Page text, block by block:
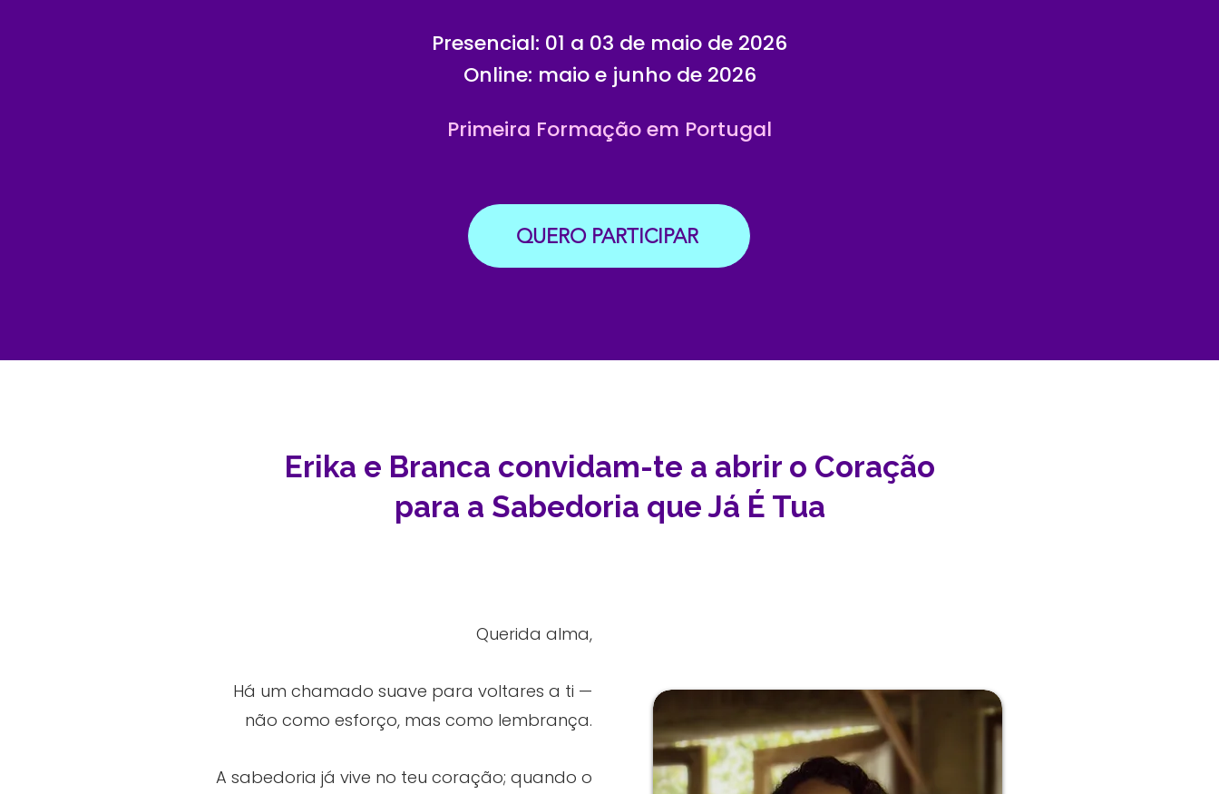
Presencial: 01 a 03 de maio de 2026
Online: maio e junho de 2026
Primeira Formação em Portugal
QUERO PARTICIPAR
Erika e Branca convidam-te a abrir o Coração
para a Sabedoria que Já É Tua
Querida alma,
Há um chamado suave para voltares a ti —
não como esforço, mas como lembrança.
A sabedoria já vive no teu coração; quando o